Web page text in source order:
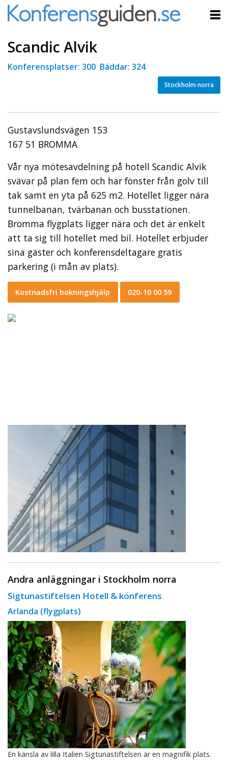
Scandic Alvik
Konferensplatser: 300 Bäddar: 324
Stockholm norra
Gustavslundsvägen 153
167 51 BROMMA
Vår nya mötesavdelning på hotell Scandic Alvik
svävar på plan fem och har fönster från golv till
tak samt en yta på 625 m2. Hotellet ligger nära
tunnelbanan, tvärbanan och busstationen.
Bromma flygplats ligger nära och det är enkelt
att ta sig till hotellet med bil. Hotellet erbjuder
sina gäster och konferensdeltagare gratis
parkering (i mån av plats).
Kostnadsfri bokningshjälp 020-10 00 59
Andra anläggningar i Stockholm norra
Sigtunastiftelsen Hotell & konferens
Arlanda (flygplats)
En känsla av lilla Italien Sigtunastiftelsen är en magnifik plats.